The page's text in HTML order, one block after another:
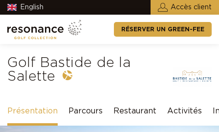
English Accès client
RÉSERVER UN GREEN-FEE
Golf Bastide de la
Salette
Présentation Parcours Restaurant Activités